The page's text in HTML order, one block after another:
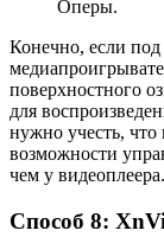
Оперы.
Конечно, если
поверхностного
для
нужно учесть, что
возможности
чем у видеоплеера.
Способ 8: